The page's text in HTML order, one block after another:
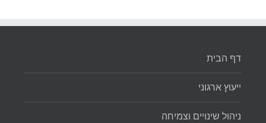
דף הבית
ייעוץ ארגוני
ניהול שינויים וצמיחה